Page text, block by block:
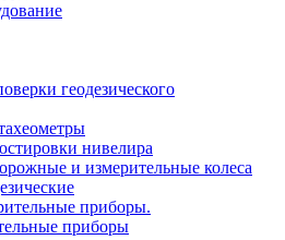
геодезического
нивелира
и измерительные колеса
приборы